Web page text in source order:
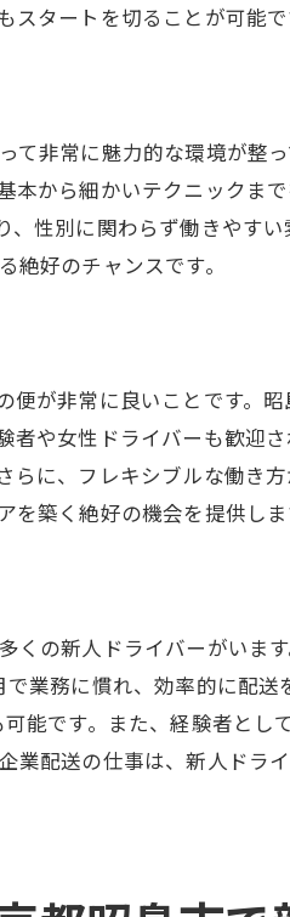
軟な働き方を実現
東京都昭島市の急募
求人今すぐ詳細をチェック
タートを切ることが可能で
非常に魅力的な環境が整
から細かいテクニックま
性別に関わらず働きやす
好のチャンスです。
が非常に良いことです。
や女性ドライバーも歓迎
に、フレキシブルな働き
築く絶好の機会を提供しま
の新人ドライバーがいま
業務に慣れ、効率的に配
能です。また、経験者とし
配送の仕事は、新人ドラ